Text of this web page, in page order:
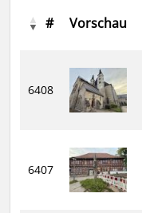
# Vorschau
6408
6407